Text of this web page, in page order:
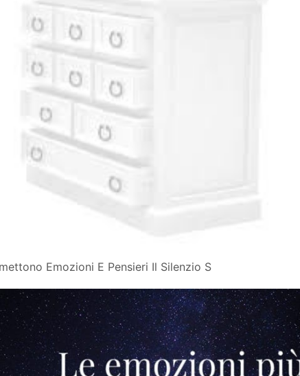
Emozioni E Pensieri Il Silenzio S